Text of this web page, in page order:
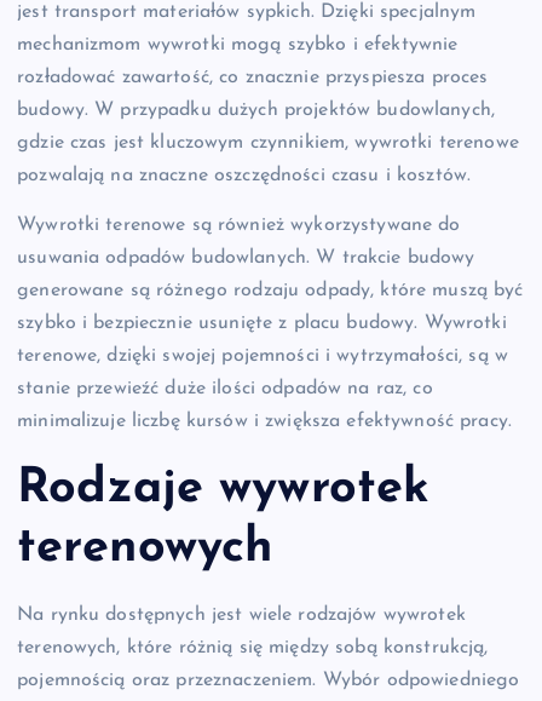
jest transport materiałów sypkich. Dzięki specjalnym
mechanizmom wywrotki mogą szybko i efektywnie
rozładować zawartość, co znacznie przyspiesza proces
budowy. W przypadku dużych projektów budowlanych,
gdzie czas jest kluczowym czynnikiem, wywrotki terenowe
pozwalają na znaczne oszczędności czasu i kosztów.
Wywrotki terenowe są również wykorzystywane do
usuwania odpadów budowlanych. W trakcie budowy
generowane są różnego rodzaju odpady, które muszą być
szybko i bezpiecznie usunięte z placu budowy. Wywrotki
terenowe, dzięki swojej pojemności i wytrzymałości, są w
stanie przewieźć duże ilości odpadów na raz, co
minimalizuje liczbę kursów i zwiększa efektywność pracy.
Rodzaje wywrotek
terenowych
Na rynku dostępnych jest wiele rodzajów wywrotek
terenowych, które różnią się między sobą konstrukcją,
pojemnością oraz przeznaczeniem. Wybór odpowiedniego